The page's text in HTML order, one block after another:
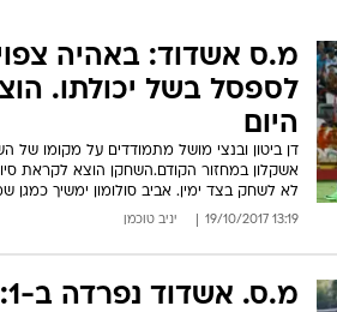
מ.ס אשדוד: באהיה
לספסל בשל יכולתו.
היום
דן ביטון ובנצי מושל מתמודדים על מקומו של
אשקלון במחזור הקודם.השחקן הוצא לקראת
לא לשחק בצד ימין. אביב סולומון ימשיך כמגן
13:19 19/10/2017 יניב טוכמן
מ.ס.